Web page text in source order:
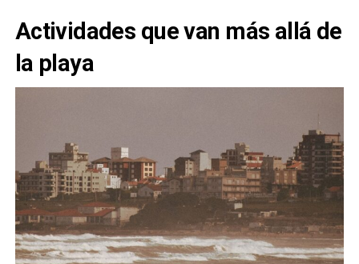
Actividades que van más allá de
la playa